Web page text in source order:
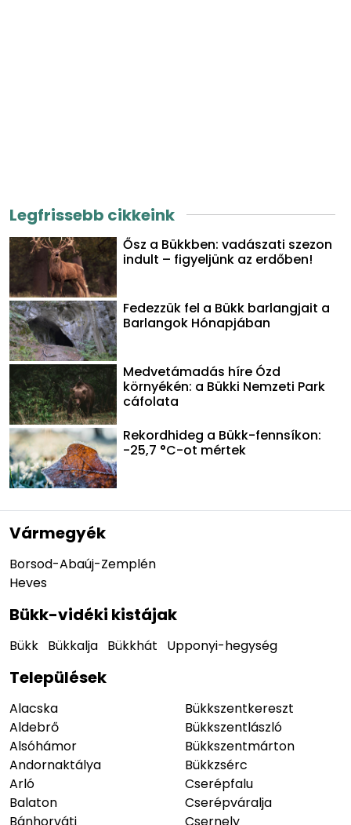
Legfrissebb cikkeink
Ősz a Bükkben: vadászati szezon
indult – figyeljünk az erdőben!
Fedezzük fel a Bükk barlangjait a
Barlangok Hónapjában
Medvetámadás híre Ózd
környékén: a Bükki Nemzeti Park
cáfolata
Rekordhideg a Bükk-fennsíkon:
-25,7 °C-ot mértek
Vármegyék
Borsod-Abaúj-Zemplén
Heves
Bükk-vidéki kistájak
Bükk Bükkalja Bükkhát Upponyi-hegység
Települések
Alacska
Aldebrő
Alsóhámor
Andornaktálya
Arló
Balaton
Bükkszentkereszt
Bükkszentlászló
Bükkszentmárton
Bükkzsérc
Cserépfalu
Cserépváralja